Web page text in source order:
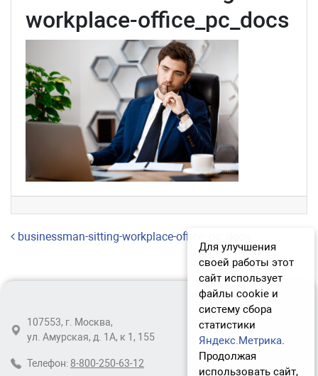
workplace-office_pc_docs
Навигация по записям
businessman-sitting-workplace-office_pc_docs
107553, г. Москва,
ул. Амурская, д. 1А, к 1, 155
Телефон: 8-800-250-63-12
Для улучшения
своей работы этот
сайт использует
файлы cookie и
систему сбора
статистики
Яндекс.Метрика.
Продолжая
использовать сайт,